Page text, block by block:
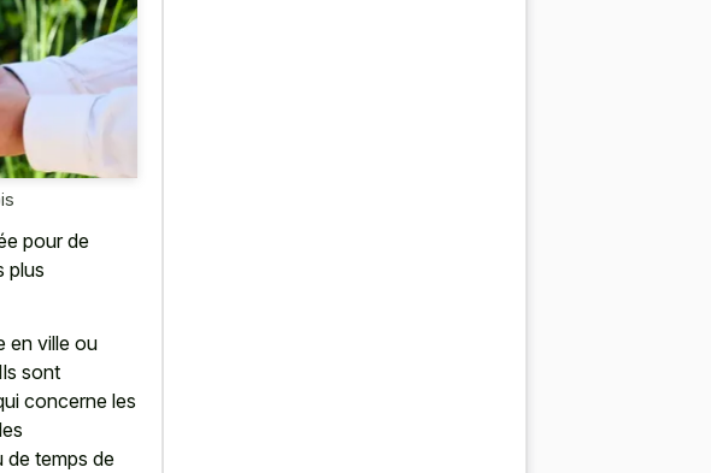
pour de
plus
en ville ou
sont
concerne les
de temps de